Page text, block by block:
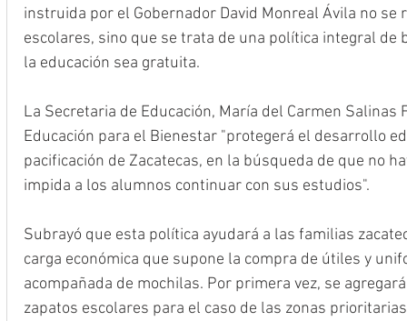
instruida por el Gobernador David Monreal Ávila no
escolares, sino que se trata de una política integral
la educación sea gratuita.
La Secretaria de Educación, María del Carmen
Educación para el Bienestar "protegerá el desarrollo
pacificación de Zacatecas, en la búsqueda de que no
impida a los alumnos continuar con sus estudios".
Subrayó que esta política ayudará a las familias
carga económica que supone la compra de útiles y
acompañada de mochilas. Por primera vez, se
zapatos escolares para el caso de las zonas